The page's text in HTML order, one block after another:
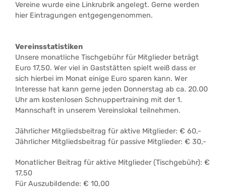
Vereine wurde eine Linkrubrik angelegt. Gerne werden
hier Eintragungen entgegengenommen.
Vereinsstatistiken
Unsere monatliche Tischgebühr für Mitglieder beträgt
Euro 17,50. Wer viel in Gaststätten spielt weiß dass er
sich hierbei im Monat einige Euro sparen kann. Wer
Interesse hat kann gerne jeden Donnerstag ab ca. 20.00
Uhr am kostenlosen Schnuppertraining mit der 1.
Mannschaft in unserem Vereinslokal teilnehmen.
Jährlicher Mitgliedsbeitrag für aktive Mitglieder: € 60,-
Jährlicher Mitgliedsbeitrag für passive Mitglieder: € 30,-
Monatlicher Beitrag für aktive Mitglieder (Tischgebühr): €
17,50
Für Auszubildende: € 10,00